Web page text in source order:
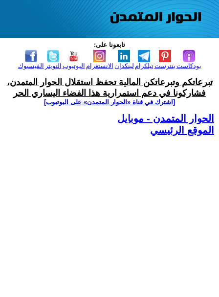
تابعونا على:
الفيسبوك التويتر اليوتيوب الانستغرام لينكدإن تيلكرامبنترست بودكاست
تبرعاتكم وتبرعاتكن المالية تحفظ استقلال الحوار المتمدن،
فشاركونا في دعم استمرارية هذا الفضاء اليساري الحر
[اشترك في قناة ‫«الحوار المتمدن» على اليوتيوب]
الحوار المتمدن - موبايل
الموقع الرئيسي